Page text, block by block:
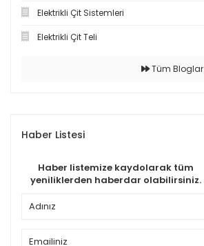
Elektrikli Çit Sistemleri
Elektrikli Çit Teli
Tüm Bloglar
Haber Listesi
Haber listemize kaydolarak tüm
yeniliklerden haberdar olabilirsiniz.